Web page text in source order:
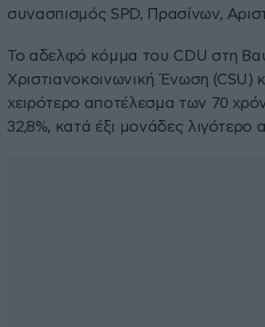
συνασπισμός SPD, Πρασίνων,
Το αδελφό κόμμα του CDU στη
Χριστιανοκοινωνική Ένωση (CSU)
χειρότερο αποτέλεσμα των 70
32,8%, κατά έξι μονάδες λιγότερο